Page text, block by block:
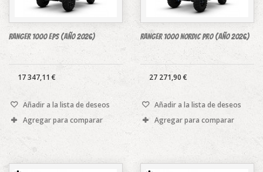
RANGER 1000 EPS (Año 2026)
17 347,11 €
Añadir a la lista de deseos
Agregar para comparar
RANGER 1000 NORDIC PRO (Año 2026)
27 271,90 €
Añadir a la lista de deseos
Agregar para comparar